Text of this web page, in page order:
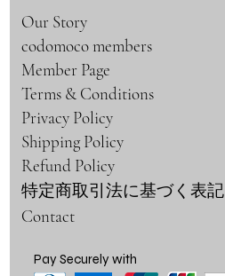
Our Story
codomoco members
Member Page
Terms & Conditions
Privacy Policy
Shipping Policy
Refund Policy
特定商取引法に基づく表記
Contact
Pay Securely with